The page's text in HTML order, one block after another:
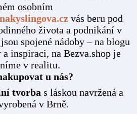
osobním
vás beru pod
života a podnikání v
spojené nádoby – na blogu
inspiraci, na Bezva.shop je
v realitu.
u nás?
tvorba s láskou navržená a
v Brně.